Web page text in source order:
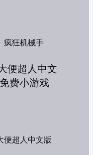
疯狂机械手
便超人中文版